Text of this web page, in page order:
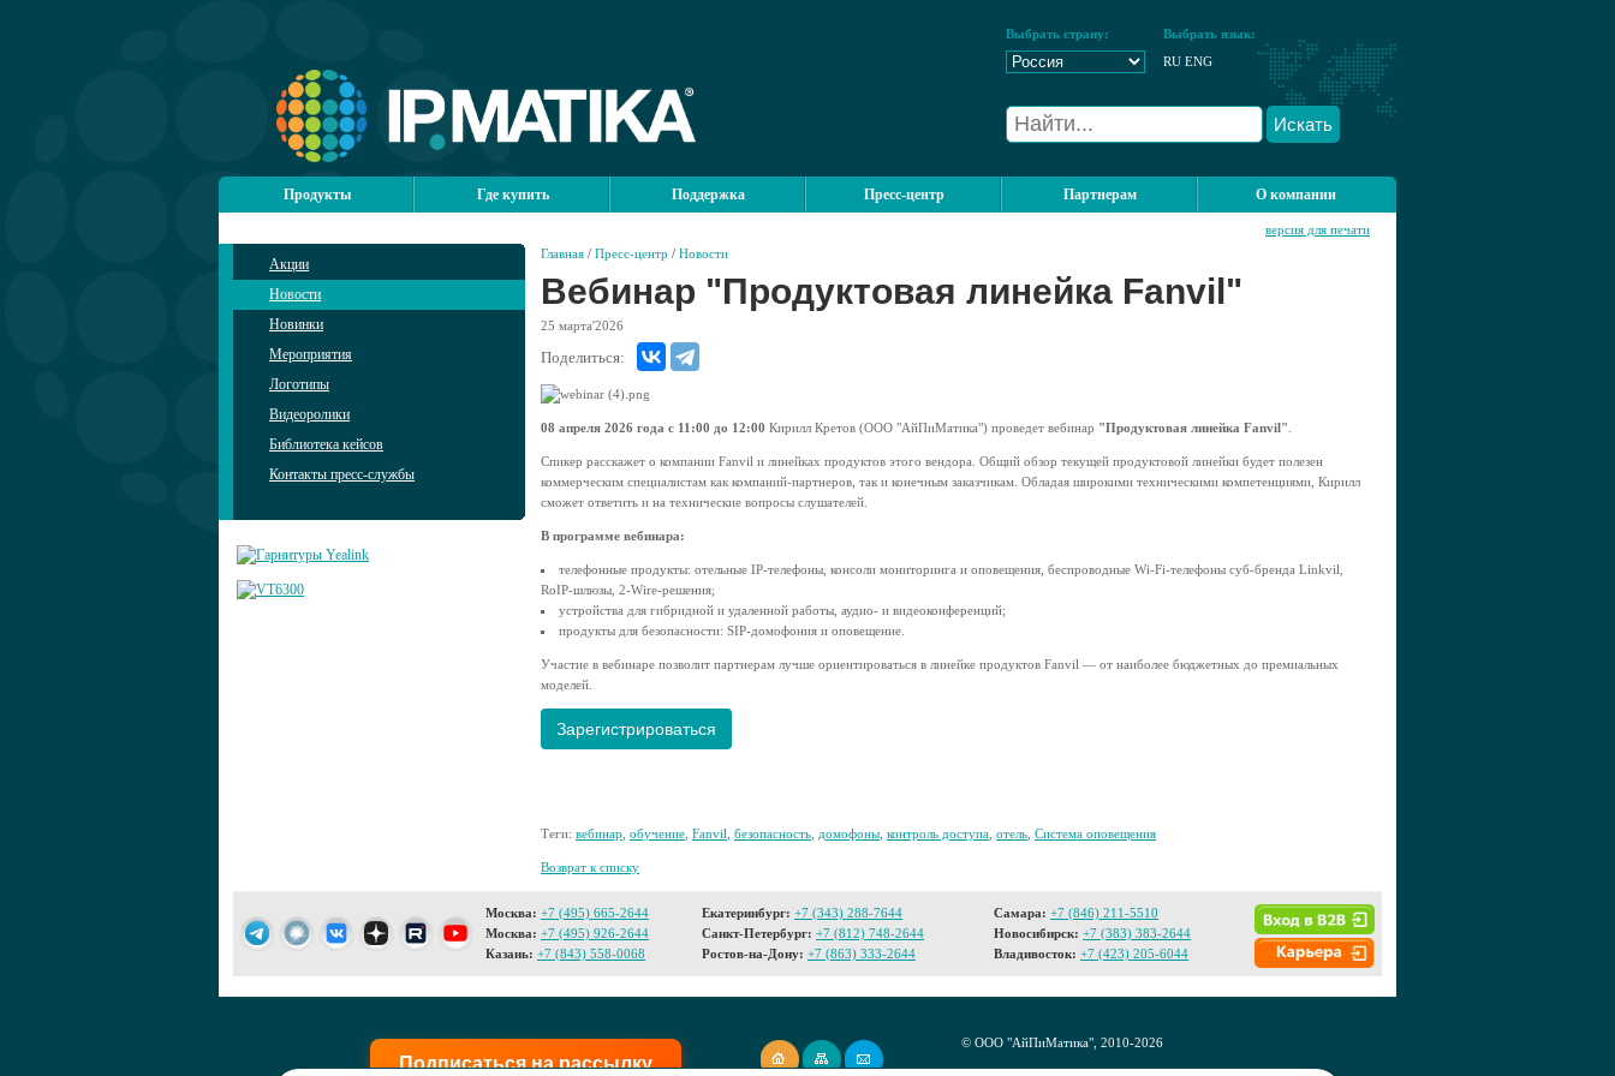
Выбрать страну:
Выбрать язык:
RU ENG
Искать
Продукты Где купить Поддержка Пресс-центр Партнерам О компании
Акции
Новости
Новинки
Мероприятия
Логотипы
Видеоролики
Библиотека кейсов
Контакты пресс-службы
Главная / Пресс-центр / Новости
версия для печати
Вебинар "Продуктовая линейка Fanvil"
25 марта'2026
Поделиться:
08 апреля 2026 года с 11:00 до 12:00 Кирилл Кретов (ООО "АйПиМатика") проведет вебинар "Продуктовая линейка Fanvil"
Спикер расскажет о компании Fanvil и линейках продуктов этого вендора. Общий обзор текущей продуктовой линейки будет полезен
коммерческим специалистам как компаний-партнеров, так и конечным заказчикам. Обладая широкими техническими компетенциями, Кирилл
сможет ответить и на технические вопросы слушателей.
В программе вебинара:
телефонные продукты: отельные IP-телефоны, консоли мониторинга и оповещения, беспроводные Wi-Fi-телефоны суб-бренда Linkvil,
RoIP-шлюзы, 2-Wire-решения;
устройства для гибридной и удаленной работы, аудио- и видеоконференций;
продукты для безопасности: SIP-домофония и оповещение.
Участие в вебинаре позволит партнерам лучше ориентироваться в линейке продуктов Fanvil — от наиболее бюджетных до премиальных
моделей.
Зарегистрироваться
Теги: вебинар обучение Fanvil безопасность домофоны контроль доступа отель Система оповещения
Возврат к списку
Москва: +7 (495) 665-2644
Москва: +7 (495) 926-2644
Казань: +7 (843) 558-0068
Екатеринбург: +7 (343) 288-7644
Санкт-Петербург: +7 (812) 748-2644
Ростов-на-Дону: +7 (863) 333-2644
Самара: +7 (846) 211-5510
Новосибирск: +7 (383) 383-2644
Владивосток: +7 (423) 205-6044
Подписаться на рассылку
© ООО "АйПиМатика", 2010-2026